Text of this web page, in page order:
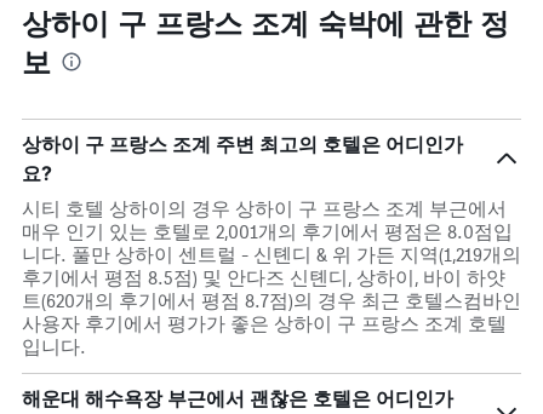
상하이 구 프랑스 조계 숙박에 관한 정
보
상하이 구 프랑스 조계 주변 최고의 호텔은 어디인가
요?
시티 호텔 상하이의 경우 상하이 구 프랑스 조계 부근에서
매우 인기 있는 호텔로 2,001개의 후기에서 평점은 8.0점입
니다. 풀만 상하이 센트럴 - 신톈디 & 위 가든 지역(1,219개의
후기에서 평점 8.5점) 및 안다즈 신톈디, 상하이, 바이 하얏
트(620개의 후기에서 평점 8.7점)의 경우 최근 호텔스컴바인
사용자 후기에서 평가가 좋은 상하이 구 프랑스 조계 호텔
입니다.
해운대 해수욕장 부근에서 괜찮은 호텔은 어디인가